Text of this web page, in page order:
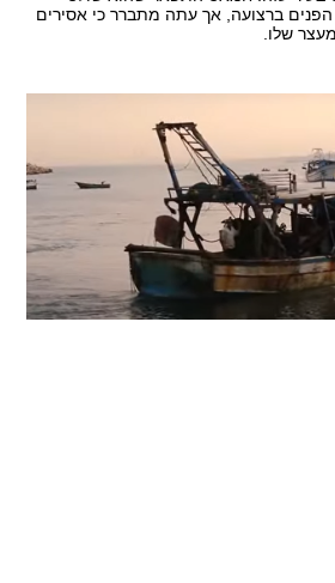
ברצועה, אך עתה מתברר כי אסירים
שלו.